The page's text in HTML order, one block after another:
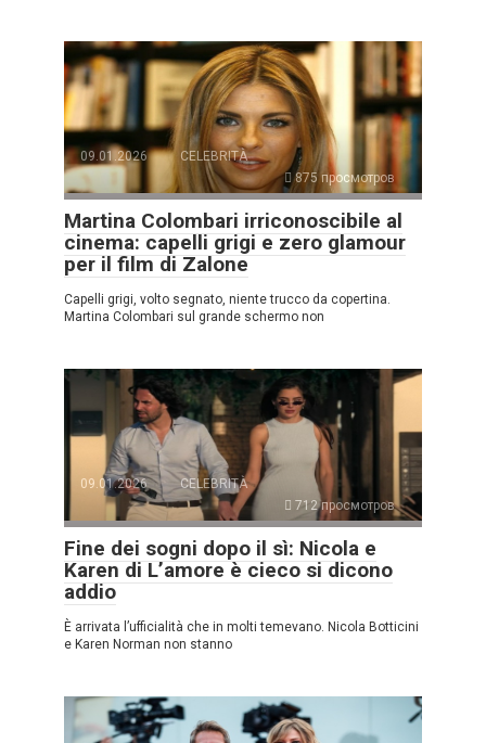
09.01.2026
CELEBRITÀ
875 просмотров
Martina Colombari irriconoscibile al
cinema: capelli grigi e zero glamour
per il film di Zalone
Capelli grigi, volto segnato, niente trucco da copertina.
Martina Colombari sul grande schermo non
09.01.2026
CELEBRITÀ
712 просмотров
Fine dei sogni dopo il sì: Nicola e
Karen di L’amore è cieco si dicono
addio
È arrivata l’ufficialità che in molti temevano. Nicola Botticini
e Karen Norman non stanno